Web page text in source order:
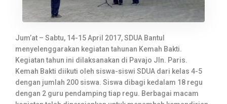
Jum’at – Sabtu, 14-15 April 2017, SDUA Bantul
menyelenggarakan kegiatan tahunan Kemah Bakti.
Kegiatan tahun ini dilaksanakan di Pavajo Jln. Paris.
Kemah Bakti diikuti oleh siswa-siswi SDUA dari kelas 4-5
dengan jumlah 200 siswa. Siswa dibagi kedalam 18 regu
dengan 2 guru pendamping tiap regu. Berbagai macam